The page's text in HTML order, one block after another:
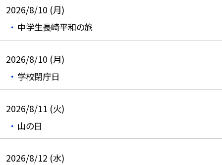
2026/8/10 (月)
中学生長崎平和の旅
2026/8/10 (月)
学校閉庁日
2026/8/11 (火)
山の日
2026/8/12 (水)